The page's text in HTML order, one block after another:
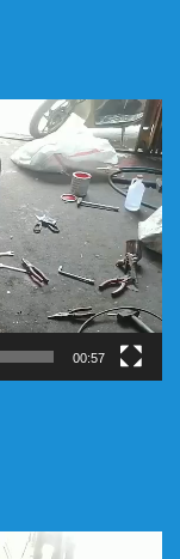
00:57